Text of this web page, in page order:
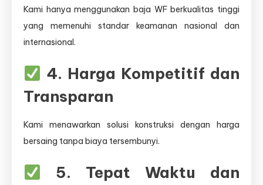
Kami hanya menggunakan baja WF berkualitas tinggi
yang memenuhi standar keamanan nasional dan
internasional.
4. Harga Kompetitif dan
Transparan
Kami menawarkan solusi konstruksi dengan harga
bersaing tanpa biaya tersembunyi.
5. Tepat Waktu dan